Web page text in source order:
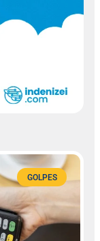
GOLPES